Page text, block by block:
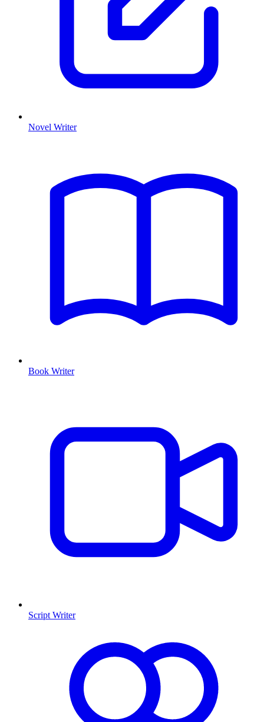
Novel Writer
Book Writer
Script Writer